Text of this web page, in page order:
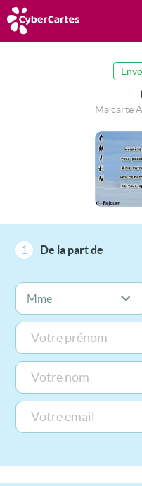
Toutes les cartes
Ma carte
1 De la part de